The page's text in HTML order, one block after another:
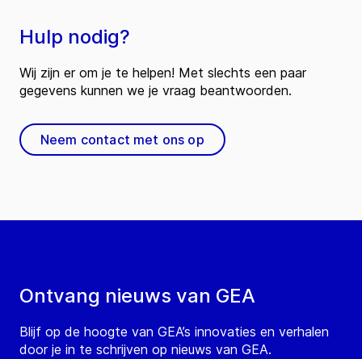
Ontvang nieuws van GEA
Blijf op de hoogte van GEA’s innovaties en verhalen
door je in te schrijven op nieuws van GEA.
Hulp nodig?
Wij zijn er om je te helpen! Met slechts een paar
gegevens kunnen we je vraag beantwoorden.
Neem contact met ons op